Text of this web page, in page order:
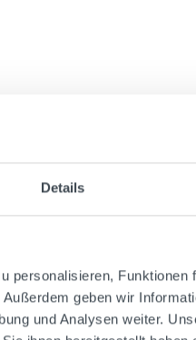
Details
personalisieren,
geben wir
und Analysen weiter.